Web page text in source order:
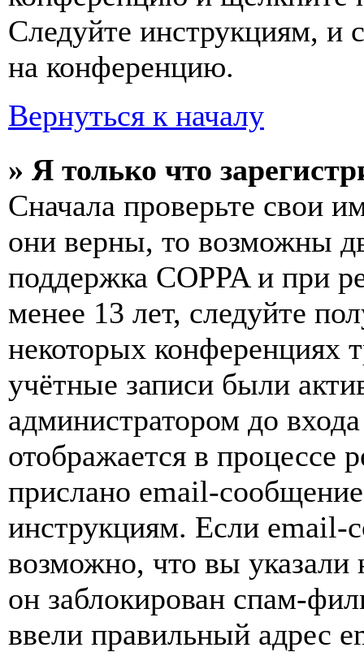
Следуйте инструкциям, и
на конференцию.
Вернуться к началу
» Я только что
Сначала проверьте свои
они верны, то возможны
поддержка COPPA и при
менее 13 лет, следуйте
некоторых конференциях
учётные записи были
администратором до
отображается в процессе
прислано email-
инструкциям. Если email-
возможно, что вы
он заблокирован спам-
ввели правильный адрес